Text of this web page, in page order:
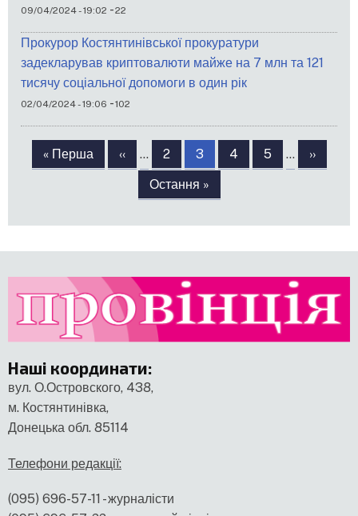
09/04/2024 - 19:02 -22
Прокурор Костянтинівської прокуратури
задекларував криптовалюти майже на 7 млн та 121
тисячу соціальної допомоги в один рік
02/04/2024 - 19:06 -102
Розбивка
сторінки
Перша
сторінка
« Перша
Попередня
сторінка
‹‹ … Сторінка
2 Сторінка
3 Сторінка
4 Сторінка
5 …
сторінка
››
Остання
сторінка
Остання »
Наші координати:
вул. О.Островского, 438,
м. Костянтинівка,
Донецька обл. 85114
Телефони редакції:
(095) 696-57-11 - журналісти